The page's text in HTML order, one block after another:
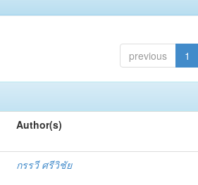
previous 1
Author(s)
กรรวี ศรีวิชัย